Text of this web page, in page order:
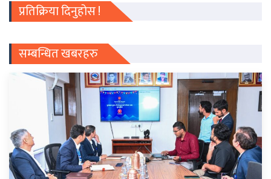
प्रतिक्रिया दिनुहोस !
सम्बन्धित खबरहरु